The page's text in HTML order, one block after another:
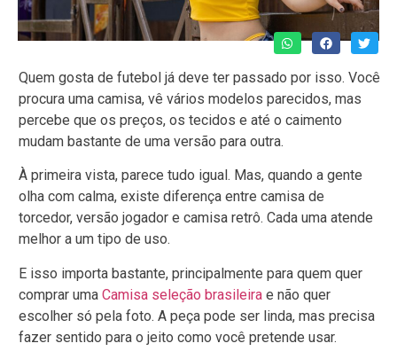
Quem gosta de futebol já deve ter passado por isso. Você
procura uma camisa, vê vários modelos parecidos, mas
percebe que os preços, os tecidos e até o caimento
mudam bastante de uma versão para outra.
À primeira vista, parece tudo igual. Mas, quando a gente
olha com calma, existe diferença entre camisa de
torcedor, versão jogador e camisa retrô. Cada uma atende
melhor a um tipo de uso.
E isso importa bastante, principalmente para quem quer
comprar uma Camisa seleção brasileira e não quer
escolher só pela foto. A peça pode ser linda, mas precisa
fazer sentido para o jeito como você pretende usar.